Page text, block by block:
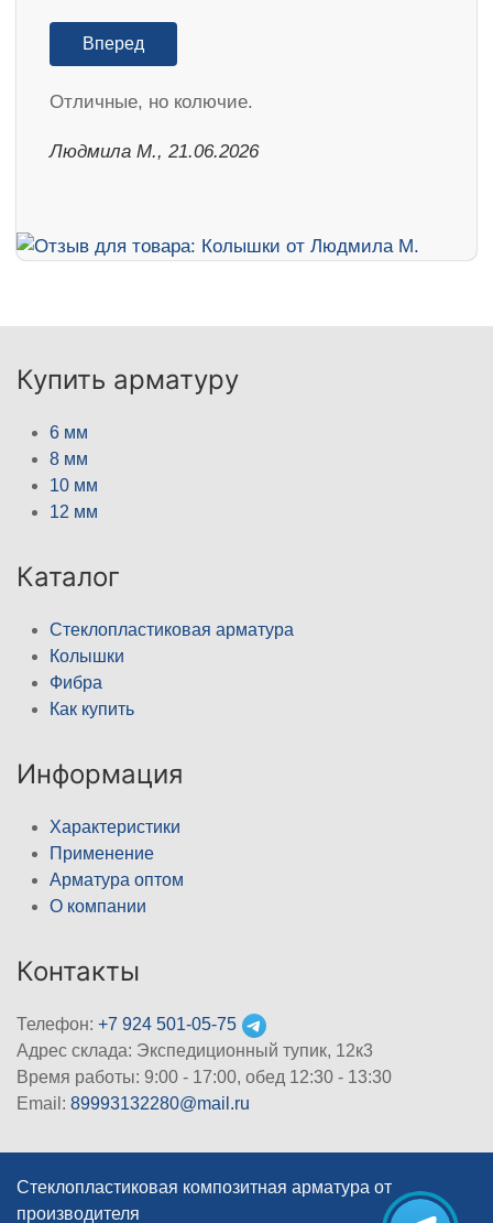
Вперед
Отличные, но колючие.
Людмила М., 21.06.2026
Купить арматуру
6 мм
8 мм
10 мм
12 мм
Каталог
Стеклопластиковая арматура
Колышки
Фибра
Как купить
Информация
Характеристики
Применение
Арматура оптом
О компании
Контакты
Телефон: +7 924 501-05-75
Адрес склада: Экспедиционный тупик, 12к3
Время работы: 9:00 - 17:00, обед 12:30 - 13:30
Email: 89993132280@mail.ru
Стеклопластиковая композитная арматура от
производителя